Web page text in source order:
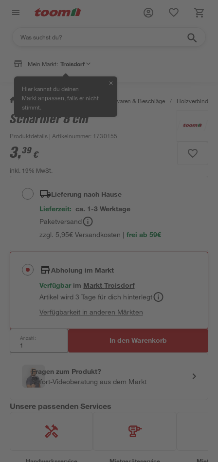
Mein Markt: Troisdorf
Hier kannst du deinen
Markt anpassen , falls er nicht
stimmt.
✕
/ Werkstatt & Maschinen / Eisenwaren & Beschläge / Holzverbinder
Scharnier 8 cm
Produktdetails | Artikelnummer: 1730155
3,39 €
inkl. 19% MwSt.
Lieferung nach Hause
Lieferzeit: ca. 1-3 Werktage
Paketversand
zzgl. 5,95€ Versandkosten | frei ab 59€
Abholung im Markt
Verfügbar im MarktTroisdorf
Artikel wird 3 Tage für dich hinterlegt
Verfügbarkeit in anderen Märkten
Anzahl: In den Warenkorb
Fragen zum Produkt?
Sofort-Videoberatung aus dem Markt
Unsere passenden Services